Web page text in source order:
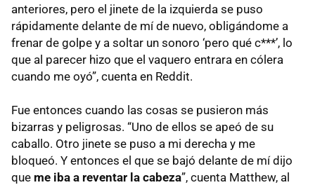
anteriores, pero el jinete de la izquierda se puso
rápidamente delante de mí de nuevo, obligándome a
frenar de golpe y a soltar un sonoro ‘pero qué c***’, lo
que al parecer hizo que el vaquero entrara en cólera
cuando me oyó”, cuenta en Reddit.
Fue entonces cuando las cosas se pusieron más
bizarras y peligrosas. “Uno de ellos se apeó de su
caballo. Otro jinete se puso a mi derecha y me
bloqueó. Y entonces el que se bajó delante de mí dijo
que me iba a reventar la cabeza”, cuenta Matthew, al